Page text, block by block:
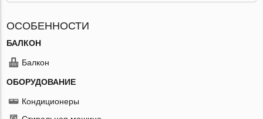
ОСОБЕННОСТИ
БАЛКОН
Балкон
ОБОРУДОВАНИЕ
Кондиционеры